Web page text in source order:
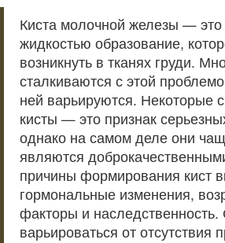
Киста молочной железы —
жидкостью образование,
возникнуть в тканях груди.
сталкиваются с этой
ней варьируются. Некоторые
кисты — это признак
однако на самом деле они
являются
причины формирования кист
гормональные изменения,
факторы и
варьироваться от отсутствия